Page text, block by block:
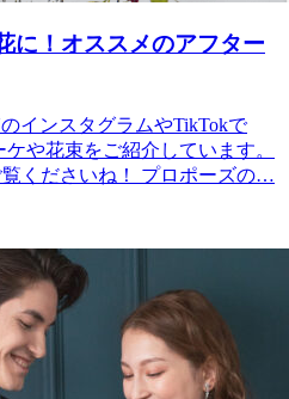
に！オススメのアフター
インスタグラムやTikTokで
や花束をご紹介しています。
くださいね！ プロポーズの…